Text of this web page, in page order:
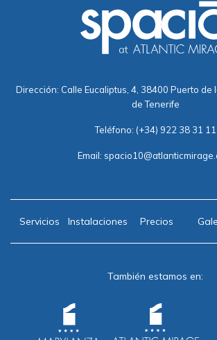
Dirección: Calle Eucaliptus, 4, 38400 Puerto de
de Tenerife
Teléfono: (+34) 922 38 31 11
Email:
Servicios Instalaciones Precios
También estamos en: